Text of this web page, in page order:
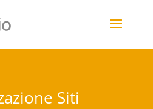
Siti